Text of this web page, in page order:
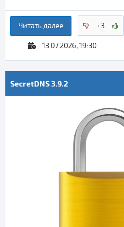
Читать далее +3
13.07.2026, 19:30
SecretDNS 3.9.2